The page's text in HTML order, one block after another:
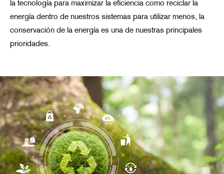
la tecnología para maximizar la eficiencia como reciclar la
energía dentro de nuestros sistemas para utilizar menos, la
conservación de la energía es una de nuestras principales
prioridades.